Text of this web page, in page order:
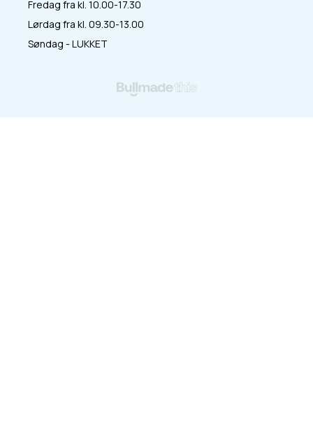
Fredag fra kl. 10.00-17.30
Lørdag fra kl. 09.30-13.00
Søndag - LUKKET